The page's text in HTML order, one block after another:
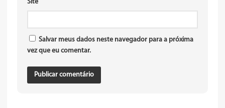
Site
Salvar meus dados neste navegador para a próxima
vez que eu comentar.